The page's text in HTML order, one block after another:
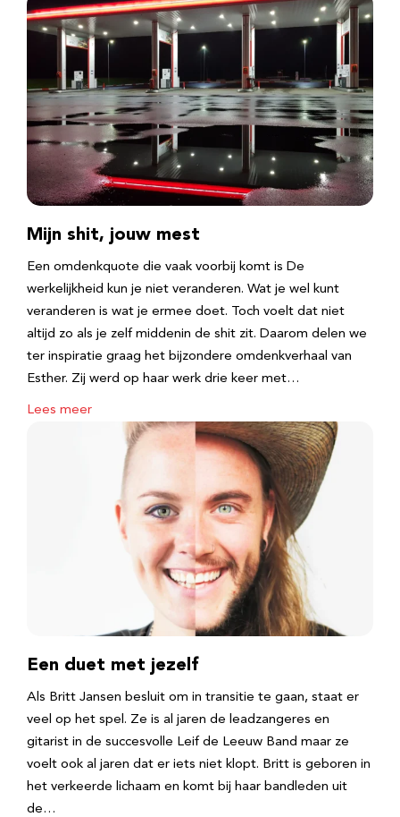
Mijn shit, jouw mest
Een omdenkquote die vaak voorbij komt is De
werkelijkheid kun je niet veranderen. Wat je wel kunt
veranderen is wat je ermee doet. Toch voelt dat niet
altijd zo als je zelf middenin de shit zit. Daarom delen we
ter inspiratie graag het bijzondere omdenkverhaal van
Esther. Zij werd op haar werk drie keer met…
Lees meer
Een duet met jezelf
Als Britt Jansen besluit om in transitie te gaan, staat er
veel op het spel. Ze is al jaren de leadzangeres en
gitarist in de succesvolle Leif de Leeuw Band maar ze
voelt ook al jaren dat er iets niet klopt. Britt is geboren in
het verkeerde lichaam en komt bij haar bandleden uit
de…